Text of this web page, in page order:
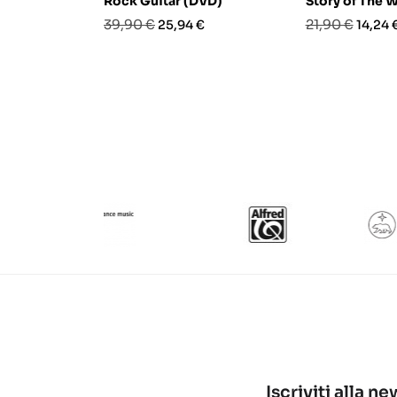
Prezzo
39,90 € Prezzo
25,94 €
Prezzo
21,90 €14,24
Iscriviti alla